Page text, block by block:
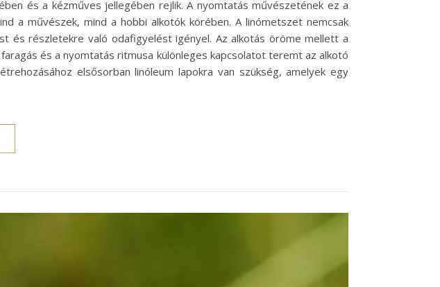
és a kézműves jellegében rejlik. A nyomtatás művészetének ez a
a művészek, mind a hobbi alkotók körében. A linómetszet nemcsak
és részletekre való odafigyelést igényel. Az alkotás öröme mellett a
és a nyomtatás ritmusa különleges kapcsolatot teremt az alkotó
elsősorban linóleum lapokra van szükség, amelyek egy